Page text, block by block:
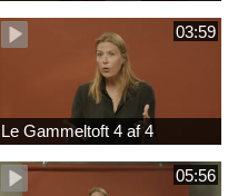
03:59
Le Gammeltoft 4 af 4
05:56